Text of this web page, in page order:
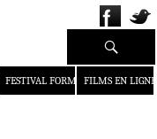
FESTIVAL FORMAT COURT
FILMS EN LIGNE
Recherche